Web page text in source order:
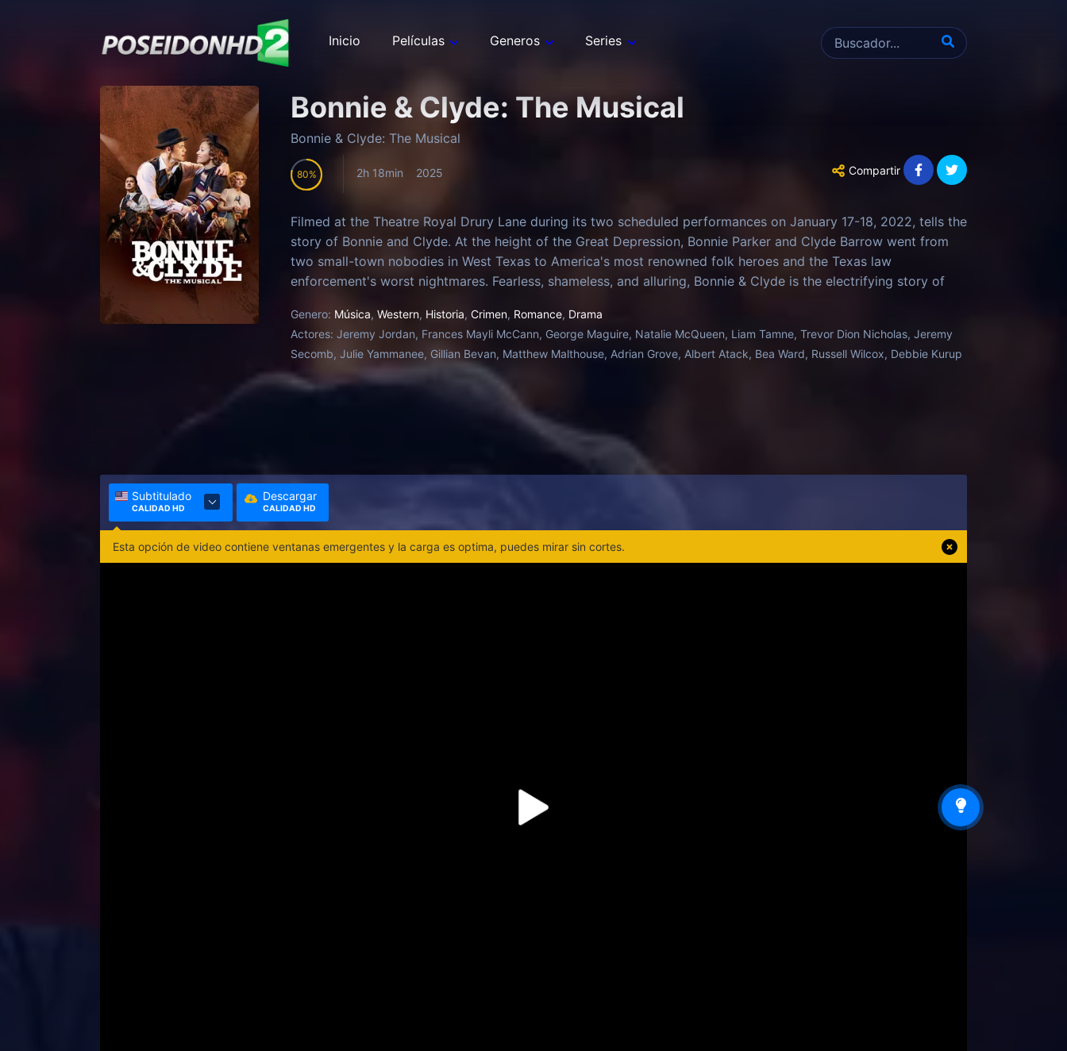
Inicio Películas Generos Series
Bonnie & Clyde: The Musical
Bonnie & Clyde: The Musical
80 2h 18min 2025 Compartir
Filmed at the Theatre Royal Drury Lane during its two scheduled performances on January 17-18, 2022, tells the
story of Bonnie and Clyde. At the height of the Great Depression, Bonnie Parker and Clyde Barrow went from
two small-town nobodies in West Texas to America's most renowned folk heroes and the Texas law
enforcement's worst nightmares. Fearless, shameless, and alluring, Bonnie & Clyde is the electrifying story of
Genero: Música, Western, Historia, Crimen, Romance, Drama
Actores: Jeremy Jordan, Frances Mayli McCann, George Maguire, Natalie McQueen, Liam Tamne, Trevor Dion Nicholas, Jeremy
Secomb, Julie Yammanee, Gillian Bevan, Matthew Malthouse, Adrian Grove, Albert Atack, Bea Ward, Russell Wilcox, Debbie Kurup
Subtitulado
CALIDAD HD
Descargar
CALIDAD HD
Esta opción de video contiene ventanas emergentes y la carga es optima, puedes mirar sin cortes.